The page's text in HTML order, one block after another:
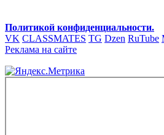
Политикой конфиденциальности.
VK CLASSMATES TG Dzen RuTube
Реклама на сайте